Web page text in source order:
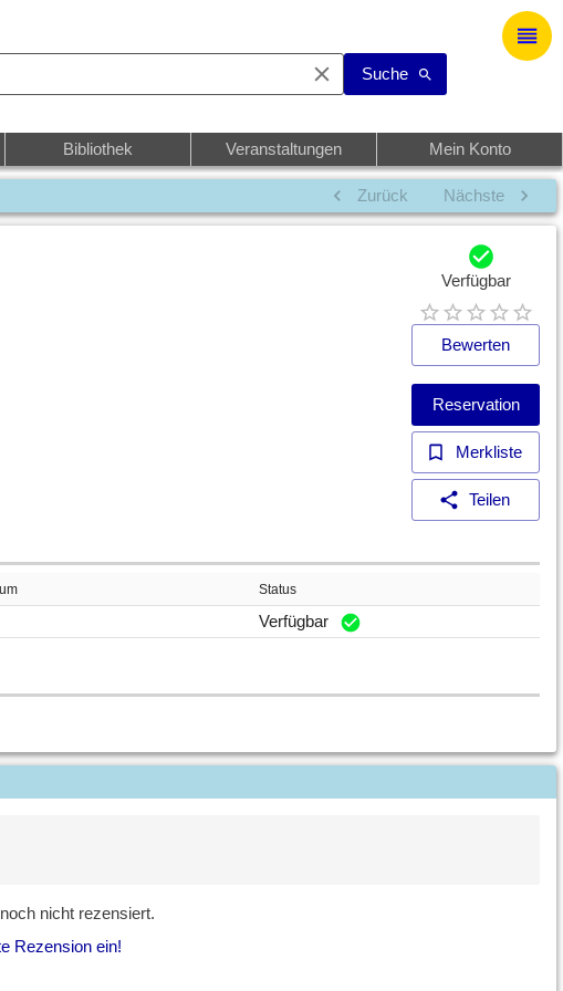
Suche
Bibliothek Veranstaltungen Mein Konto
Zurück Nächste
Verfügbar
Bewerten
Reservation
Merkliste
Teilen
Status
Verfügbar
nicht rezensiert.
Rezension ein!